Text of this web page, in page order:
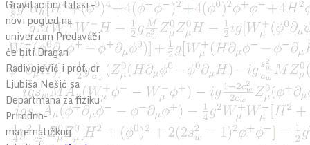
Gravitacioni talasi –
novi pogled na
univerzum Predavači
će biti Dragan
Radivojević i prof. dr
Ljubiša Nešić sa
Departmana za fiziku
Prirodno-
matematičkog